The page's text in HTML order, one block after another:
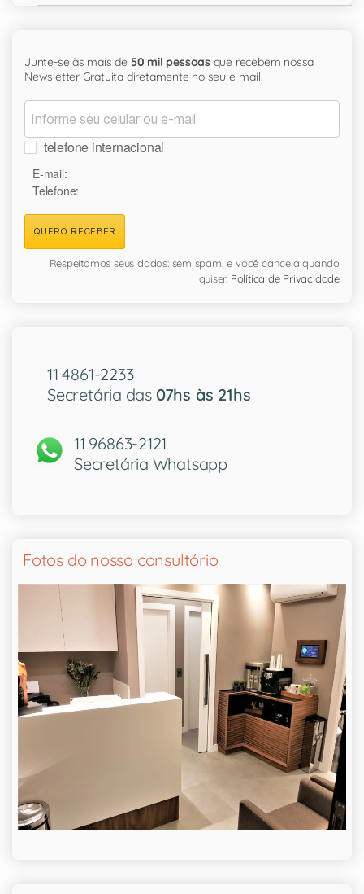
Junte-se às mais de 50 mil pessoasque recebem nossa
Newsletter Gratuita diretamente no seu e-mail.
telefone internacional
E-mail:
Telefone:
QUERO RECEBER
Respeitamos seus dados: sem spam, e você cancela quando
quiser. Política de Privacidade
11 4861-2233
Secretária das 07hs às 21hs
11 96863-2121
Secretária Whatsapp
Fotos do nosso consultório